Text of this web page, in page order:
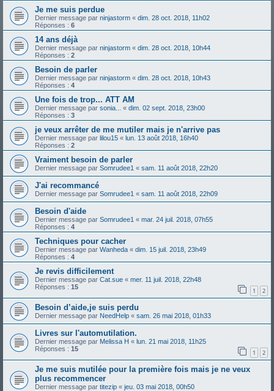
Je me suis perdue
Dernier message par ninjastorm « dim. 28 oct. 2018, 11h02
Réponses : 6
14 ans déjà
Dernier message par ninjastorm « dim. 28 oct. 2018, 10h44
Réponses : 2
Besoin de parler
Dernier message par ninjastorm « dim. 28 oct. 2018, 10h43
Réponses : 4
Une fois de trop... ATT AM
Dernier message par sonia... « dim. 02 sept. 2018, 23h00
Réponses : 3
je veux arrêter de me mutiler mais je n'arrive pas
Dernier message par lilou15 « lun. 13 août 2018, 16h40
Réponses : 2
Vraiment besoin de parler
Dernier message par Somrudee1 « sam. 11 août 2018, 22h20
J'ai recommancé
Dernier message par Somrudee1 « sam. 11 août 2018, 22h09
Besoin d'aide
Dernier message par Somrudee1 « mar. 24 juil. 2018, 07h55
Réponses : 4
Techniques pour cacher
Dernier message par Wanheda « dim. 15 juil. 2018, 23h49
Réponses : 4
Je revis difficilement
Dernier message par Cat.sue « mer. 11 juil. 2018, 22h48
Réponses : 15 1 2
Besoin d’aide,je suis perdu
Dernier message par NeedHelp « sam. 26 mai 2018, 01h33
Livres sur l'automutilation.
Dernier message par Melissa H « lun. 21 mai 2018, 11h25
Réponses : 15 1 2
Je me suis mutilée pour la première fois mais je ne veux
plus recommencer
Dernier message par titezip « jeu. 03 mai 2018, 00h50